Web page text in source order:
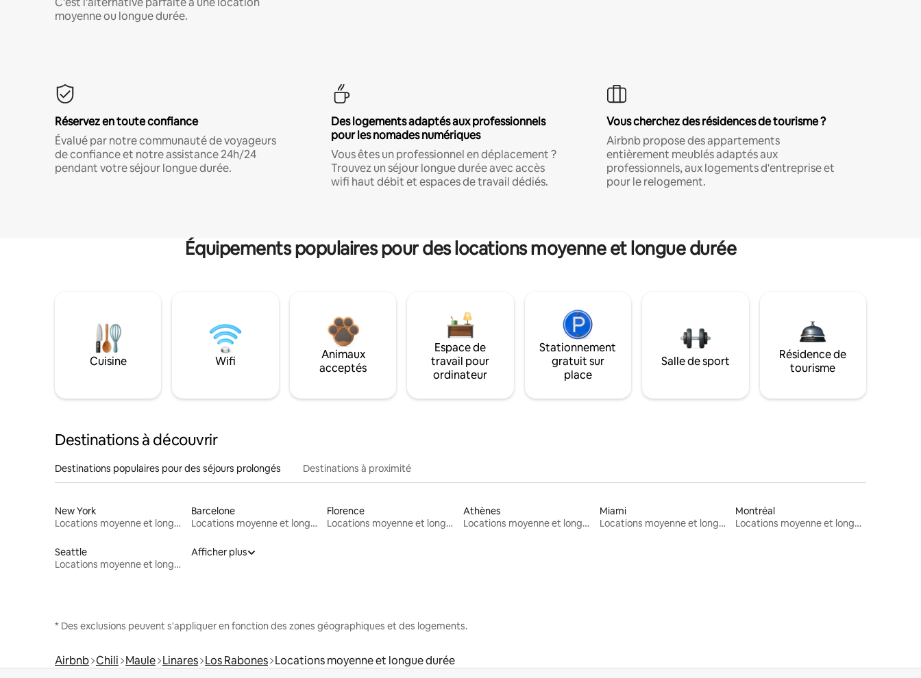
moyenne ou longue durée.
Réservez en toute confiance
Évalué par notre communauté de voyageurs
de confiance et notre assistance 24h/24
pendant votre séjour longue durée.
Des logements adaptés aux professionnels
pour les nomades numériques
Vous êtes un professionnel en déplacement ?
Trouvez un séjour longue durée avec accès
wifi haut débit et espaces de travail dédiés.
Vous cherchez des résidences de tourisme ?
Airbnb propose des appartements
entièrement meublés adaptés aux
professionnels, aux logements d'entreprise et
pour le relogement.
Équipements populaires pour des locations moyenne et longue durée
Cuisine Wifi
Animaux
acceptés
Espace de
travail pour
ordinateur
Stationnement
gratuit sur
place
Salle de sport
Résidence de
tourisme
Destinations à découvrir
Destinations populaires pour des séjours prolongés Destinations à proximité
New York
Locations moyenne et longue durée
Barcelone
Locations moyenne et longue durée
Florence
Locations moyenne et longue durée
Athènes
Locations moyenne et longue durée
Miami
Locations moyenne et longue durée
Montréal
Locations moyenne et longue durée
Seattle
Locations moyenne et longue durée
Afficher plus
* Des exclusions peuvent s'appliquer en fonction des zones géographiques et des logements.
Airbnb Chili Maule Linares Los Rabones Locations moyenne et longue durée